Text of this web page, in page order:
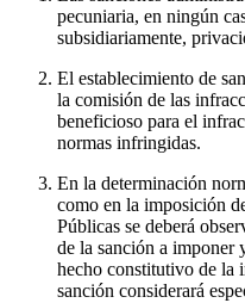
pecuniaria, en ningún
subsidiariamente,
El establecimiento de
la comisión de las
beneficioso para el
normas infringidas.
En la determinación
como en la imposición
Públicas se deberá
de la sanción a imponer
hecho constitutivo de la
sanción considerará